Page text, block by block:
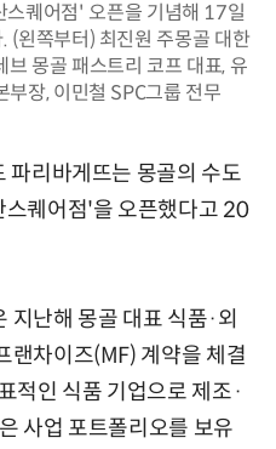
퀘어점' 오픈을 기념해 17일
(왼쪽부터) 최진원 주몽골 대한
몽골 패스트리 코프 대표, 유
장, 이민철 SPC그룹 전무
파리바게뜨는 몽골의 수도
퀘어점'을 오픈했다고 20
지난해 몽골 대표 식품·외
랜차이즈(MF) 계약을 체결
적인 식품 기업으로 제조·
사업 포트폴리오를 보유